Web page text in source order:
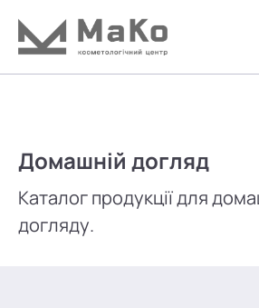
Домашній догляд
Каталог продукції для
догляду.